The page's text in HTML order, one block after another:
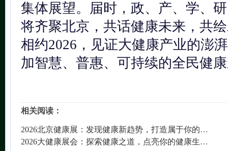
集体展望。届时，政、产、学、
将齐聚北京，共话健康未来，共
相约2026，见证大健康产业的澎
加智慧、普惠、可持续的全民健
相关阅读：
2026北京健康展：发现健康新趋势，打造属于你的健康生活！
2026大健康展会：探索健康之道，点亮你的健康生活！